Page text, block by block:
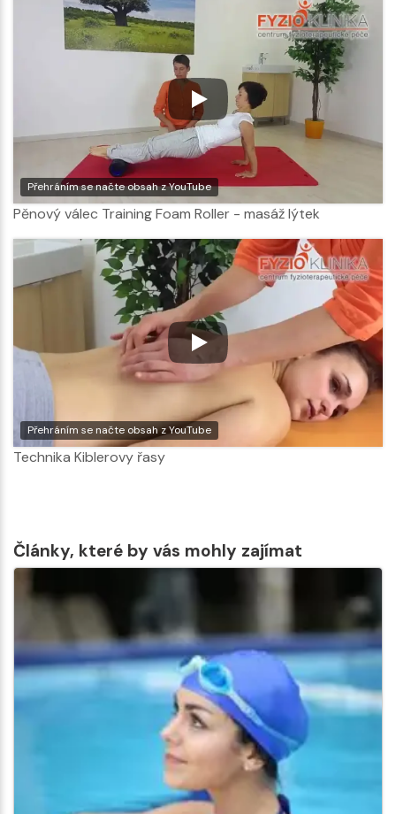
Přehráním se načte obsah z YouTube
Pěnový válec Training Foam Roller - masáž lýtek
Přehráním se načte obsah z YouTube
Technika Kiblerovy řasy
Články, které by vás mohly zajímat